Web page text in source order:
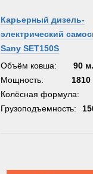
Карьерный дизель-
электрический
Sany SET150S
Объём ковша:
90
Мощность:
1810
Колёсная формула:
Грузоподъемность: